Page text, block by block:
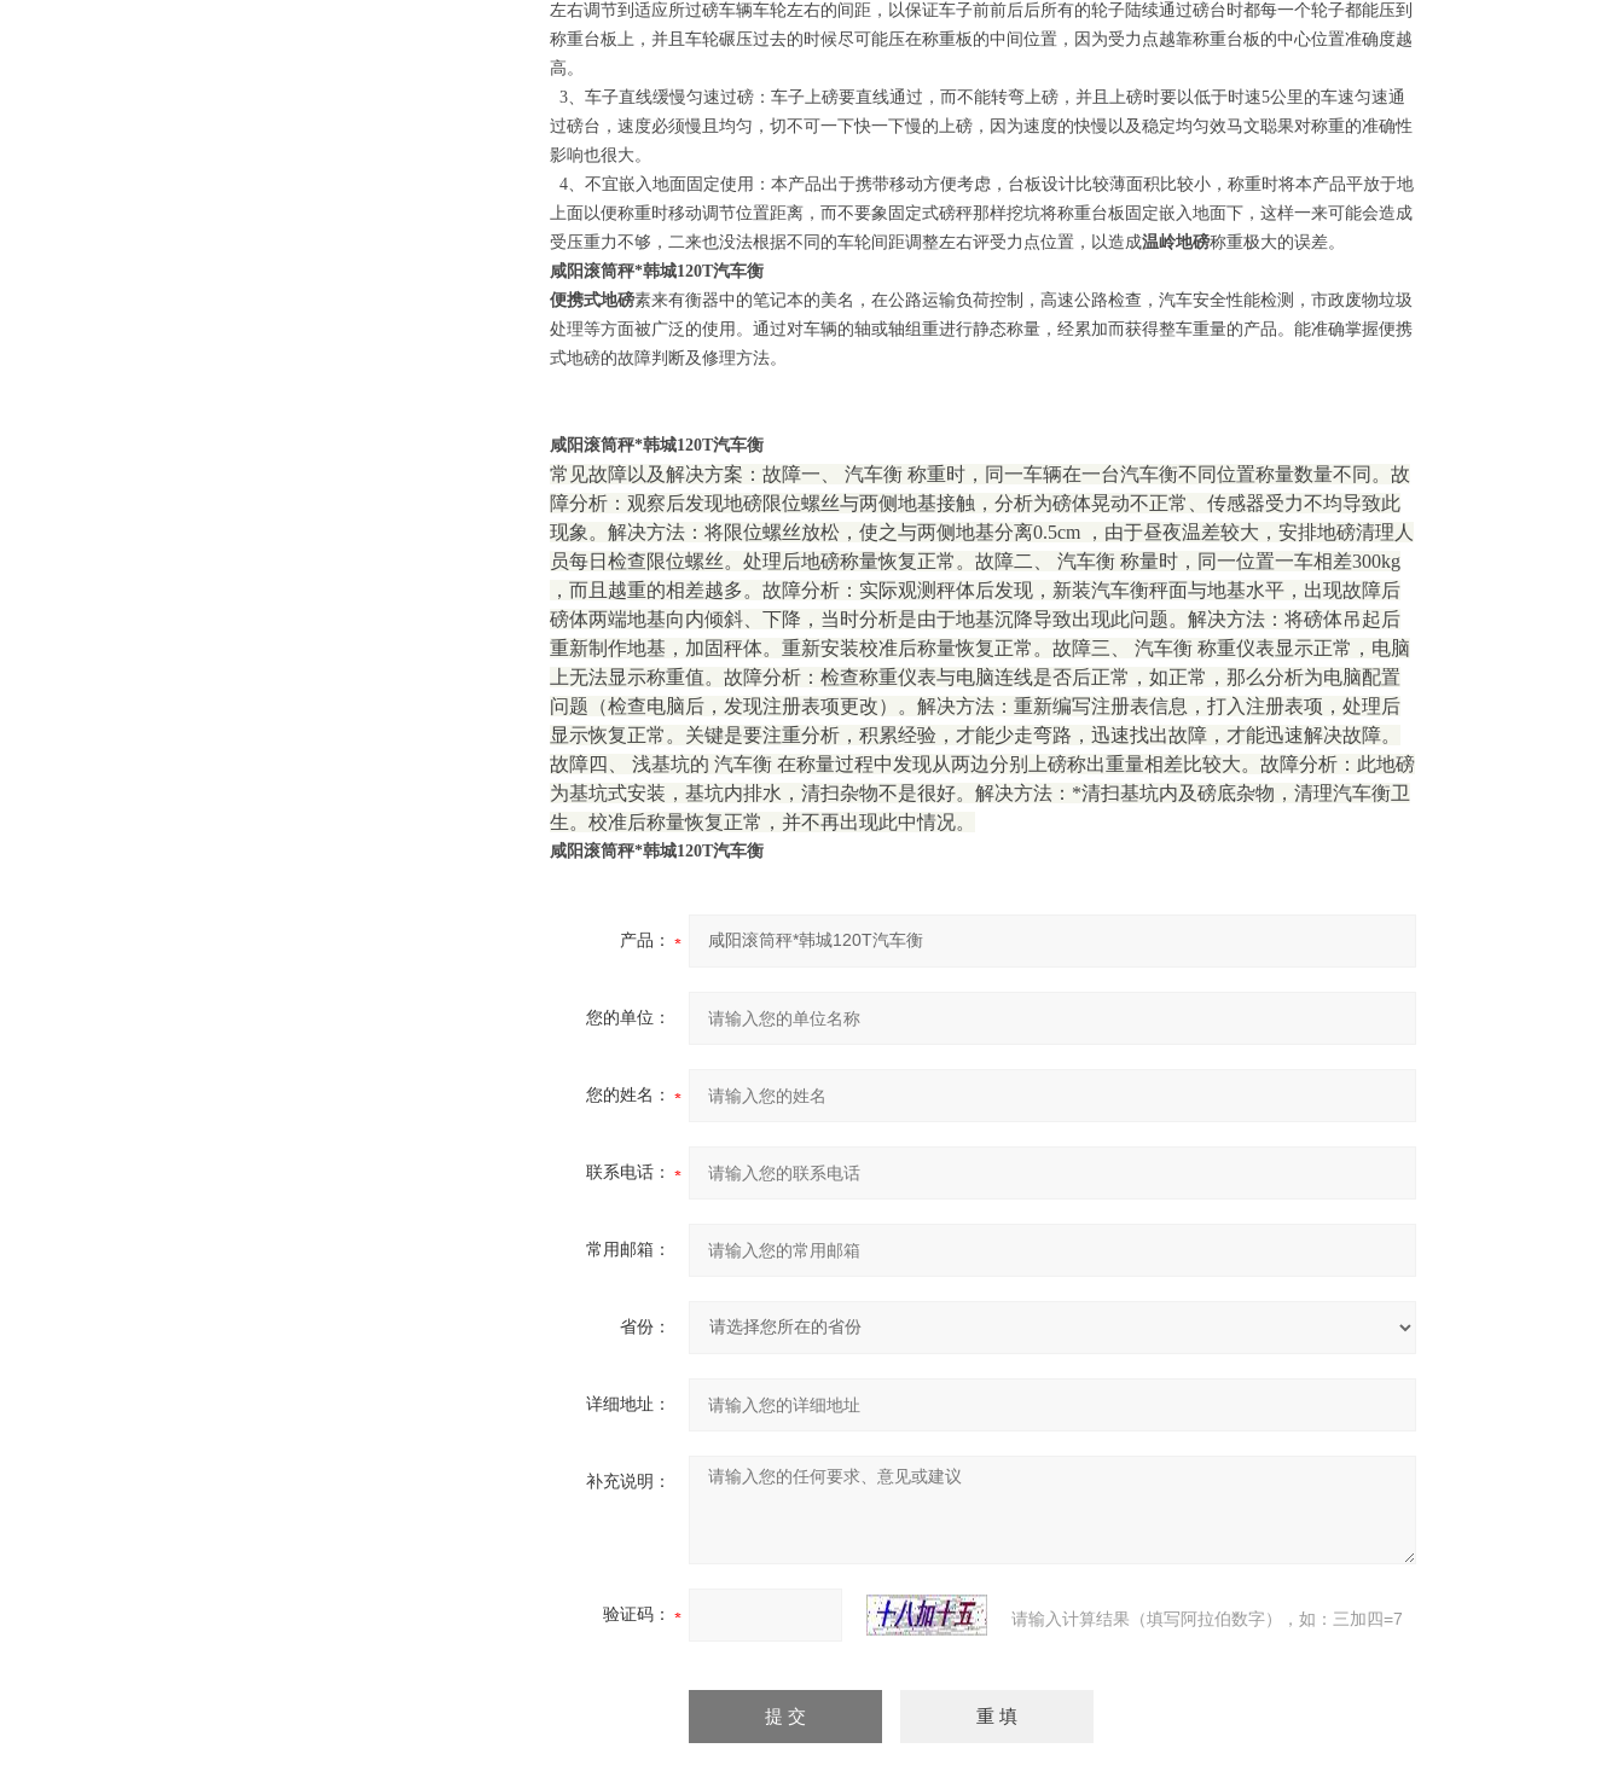
左右调节到适应所过磅车辆车轮左右的间距，以保证车子前前后后所有的轮子陆续通过磅台时都每一个轮子都能压到
称重台板上，并且车轮碾压过去的时候尽可能压在称重板的中间位置，因为受力点越靠称重台板的中心位置准确度越
高。
3、车子直线缓慢匀速过磅：车子上磅要直线通过，而不能转弯上磅，并且上磅时要以低于时速5公里的车速匀速通
过磅台，速度必须慢且均匀，切不可一下快一下慢的上磅，因为速度的快慢以及稳定均匀效马文聪果对称重的准确性
影响也很大。
4、不宜嵌入地面固定使用：本产品出于携带移动方便考虑，台板设计比较薄面积比较小，称重时将本产品平放于地
上面以便称重时移动调节位置距离，而不要象固定式磅秤那样挖坑将称重台板固定嵌入地面下，这样一来可能会造成
受压重力不够，二来也没法根据不同的车轮间距调整左右评受力点位置，以造成温岭地磅称重极大的误差。
咸阳滚筒秤*韩城120T汽车衡
便携式地磅素来有衡器中的笔记本的美名，在公路运输负荷控制，高速公路检查，汽车安全性能检测，市政废物垃圾
处理等方面被广泛的使用。通过对车辆的轴或轴组重进行静态称量，经累加而获得整车重量的产品。能准确掌握便携
式地磅的故障判断及修理方法。
咸阳滚筒秤*韩城120T汽车衡
常见故障以及解决方案：故障一、 汽车衡 称重时，同一车辆在一台汽车衡不同位置称量数量不同。故
障分析：观察后发现地磅限位螺丝与两侧地基接触，分析为磅体晃动不正常、传感器受力不均导致此
现象。解决方法：将限位螺丝放松，使之与两侧地基分离0.5cm ，由于昼夜温差较大，安排地磅清理人
员每日检查限位螺丝。处理后地磅称量恢复正常。故障二、 汽车衡 称量时，同一位置一车相差300kg
，而且越重的相差越多。故障分析：实际观测秤体后发现，新装汽车衡秤面与地基水平，出现故障后
磅体两端地基向内倾斜、下降，当时分析是由于地基沉降导致出现此问题。解决方法：将磅体吊起后
重新制作地基，加固秤体。重新安装校准后称量恢复正常。故障三、 汽车衡 称重仪表显示正常，电脑
上无法显示称重值。故障分析：检查称重仪表与电脑连线是否后正常，如正常，那么分析为电脑配置
问题（检查电脑后，发现注册表项更改）。解决方法：重新编写注册表信息，打入注册表项，处理后
显示恢复正常。关键是要注重分析，积累经验，才能少走弯路，迅速找出故障，才能迅速解决故障。
故障四、 浅基坑的 汽车衡 在称量过程中发现从两边分别上磅称出重量相差比较大。故障分析：此地磅
为基坑式安装，基坑内排水，清扫杂物不是很好。解决方法：*清扫基坑内及磅底杂物，清理汽车衡卫
生。校准后称量恢复正常，并不再出现此中情况。
咸阳滚筒秤*韩城120T汽车衡
产品：
您的单位：
您的姓名：
联系电话：
常用邮箱：
省份：
详细地址：
补充说明：
验证码： 请输入计算结果（填写阿拉伯数字），如：三加四=7